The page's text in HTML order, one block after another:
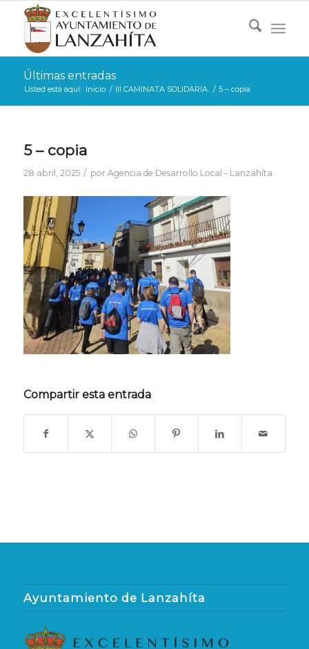
Últimas entradas
Usted está aquí: Inicio / III CAMINATA SOLIDARIA. / 5 – copia
5 – copia
28 abril, 2025 / por Agencia de Desarrollo Local - Lanzahíta
Compartir esta entrada
Ayuntamiento de Lanzahíta